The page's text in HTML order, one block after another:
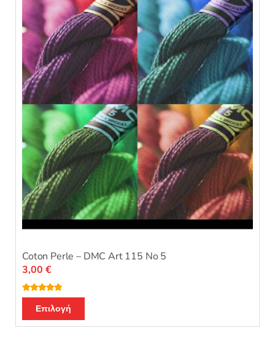
Coton Perle – DMC Art 115 No 5
Βαθμολογή
θηκε με5.00
από 5
3,00 €
Επιλογή
το